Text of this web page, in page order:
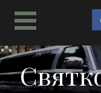
содержимому